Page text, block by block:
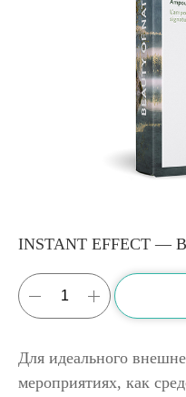
INSTANT EFFECT —
Для идеального
мероприятиях, как